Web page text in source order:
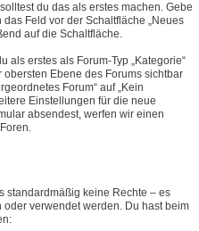
du das als erstes machen. Gebe
Feld vor der Schaltfläche „Neues
auf die Schaltfläche.
als erstes als Forum-Typ „Kategorie“
Ebene des Forums sichtbar
Forum“ auf „Kein
Einstellungen für die neue
absendest, werfen wir einen
standardmäßig keine Rechte – es
verwendet werden. Du hast beim